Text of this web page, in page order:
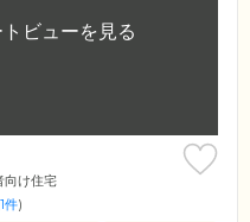
向け住宅
件)